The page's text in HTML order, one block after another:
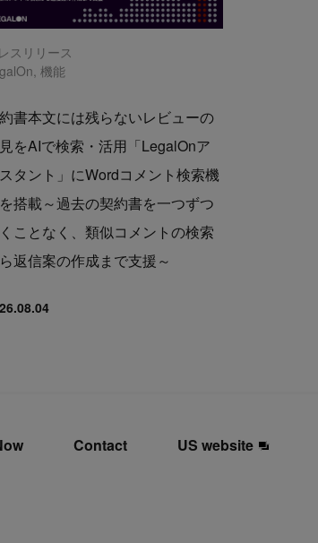
スリリース
,機能
書本文には残らないレビューの
をAIで検索・活用「LegalOnア
タント」にWordコメント検索機
搭載～過去の契約書を一つずつ
ことなく、類似コメントの検索
返信案の作成まで支援～
Contact US website